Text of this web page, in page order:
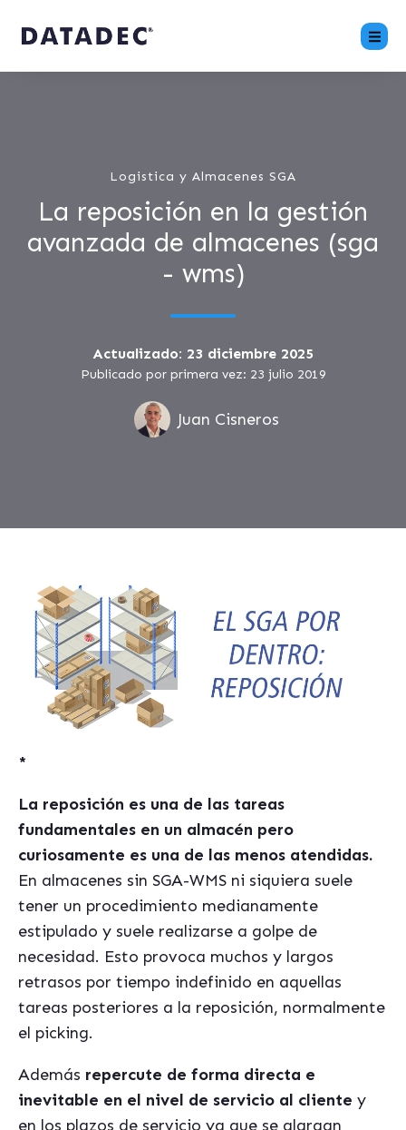
Logistica y Almacenes SGA
La reposición en la gestión
avanzada de almacenes (sga
- wms)
Actualizado: 23 diciembre 2025
Publicado por primera vez: 23 julio 2019
Juan Cisneros
*
La reposición es una de las tareas
fundamentales en un almacén pero
curiosamente es una de las menos atendidas.
En almacenes sin SGA-WMS ni siquiera suele
tener un procedimiento medianamente
estipulado y suele realizarse a golpe de
necesidad. Esto provoca muchos y largos
retrasos por tiempo indefinido en aquellas
tareas posteriores a la reposición, normalmente
el picking.
Además repercute de forma directa e
inevitable en el nivel de servicio al cliente y
en los plazos de servicio ya que se alargan